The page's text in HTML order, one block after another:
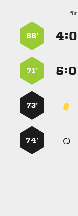
für
:
66’
:
71’
73’
74’